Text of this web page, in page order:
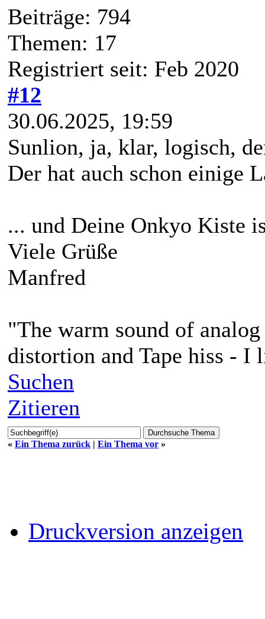
Beiträge: 794
Themen: 17
Registriert seit: Feb 2020
#12
30.06.2025, 19:59
Sunlion, ja, klar, logisch,
Der hat auch schon einige
... und Deine Onkyo Kiste
Viele Grüße
Manfred
"The warm sound of
distortion and Tape hiss - I
Suchen
Zitieren
« Ein Thema zurück | Ein Thema vor »
Druckversion anzeigen